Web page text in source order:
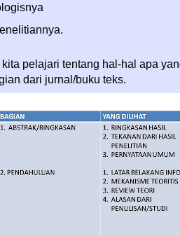
pelajari tentang hal-hal apa
dari jurnal/buku teks.